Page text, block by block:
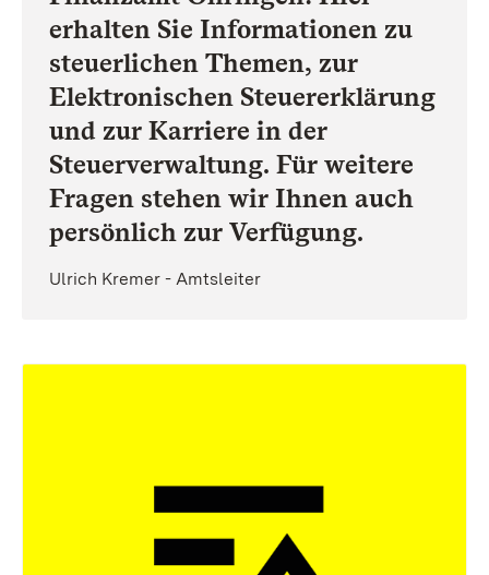
erhalten Sie Informationen zu
steuerlichen Themen, zur
Elektronischen Steuererklärung
und zur Karriere in der
Steuerverwaltung. Für weitere
Fragen stehen wir Ihnen auch
persönlich zur Verfügung.
Ulrich Kremer - Amtsleiter